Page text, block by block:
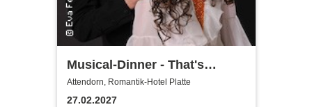
Musical-Dinner - That's
Entertainment
Attendorn, Romantik-Hotel Platte
27.02.2027